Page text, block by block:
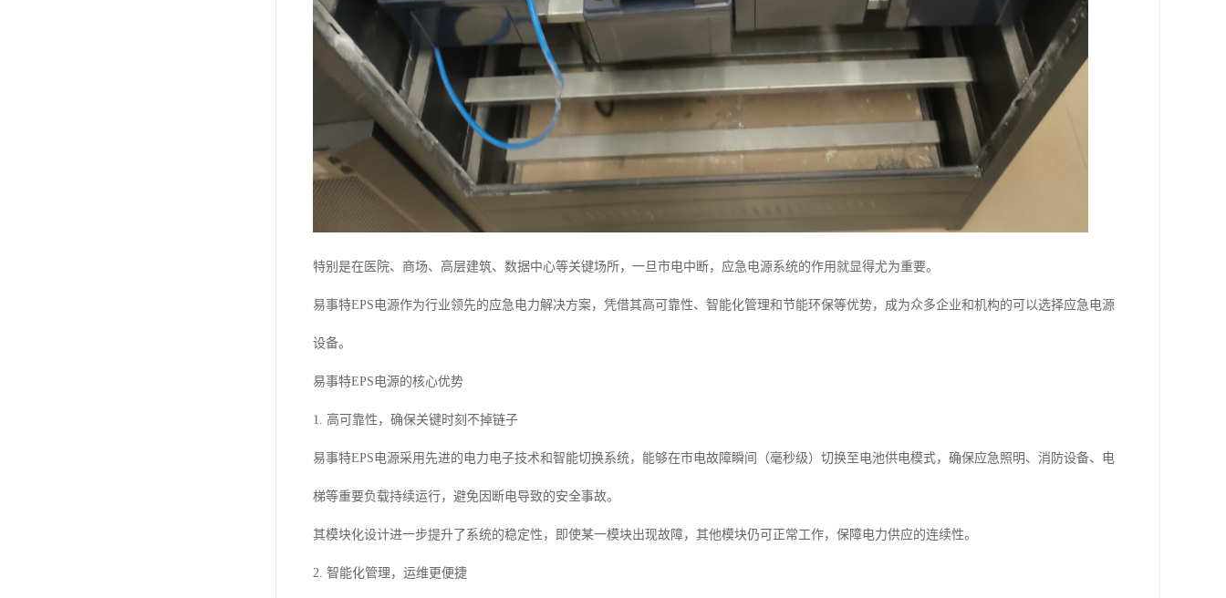
特别是在医院、商场、高层建筑、数据中心等关键场所，一旦市电中断，应急电源系统的作用就显得尤为重要。
易事特EPS电源作为行业领先的应急电力解决方案，凭借其高可靠性、智能化管理和节能环保等优势，成为众多企业和机构的可以选择应急电源
设备。
易事特EPS电源的核心优势
1. 高可靠性，确保关键时刻不掉链子
易事特EPS电源采用先进的电力电子技术和智能切换系统，能够在市电故障瞬间（毫秒级）切换至电池供电模式，确保应急照明、消防设备、电
梯等重要负载持续运行，避免因断电导致的安全事故。
其模块化设计进一步提升了系统的稳定性，即使某一模块出现故障，其他模块仍可正常工作，保障电力供应的连续性。
2. 智能化管理，运维更便捷